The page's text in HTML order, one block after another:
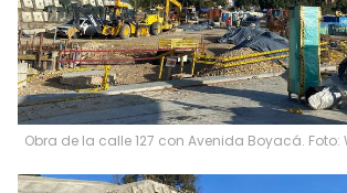
Obra de la calle 127 con Avenida Boyacá. Foto: